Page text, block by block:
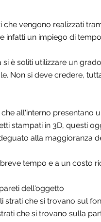
che vengono realizzati
un impiego di
è soliti utilizzare un
Non si deve credere,
all'interno presentano
stampati in 3D, questi
alla maggioranza
tempo e a un costo
dell'oggetto
strati che si trovano sul
che si trovano sulla